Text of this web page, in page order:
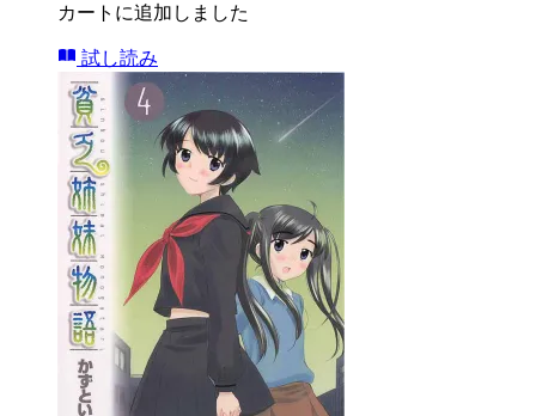
カートに追加しました
試し読み